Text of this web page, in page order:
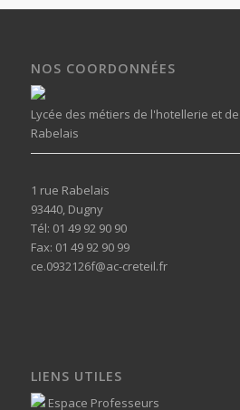
NOS COORDONNÉES
Lycée des métiers de l'hotellerie et
Rabelais
1 rue Rabelais
93440, Dugny
Tél: 01 49 92 90 90
Fax: 01 49 92 90 99
ce.0932126f@ac-creteil.fr
LIENS UTILES
Espace Professeurs